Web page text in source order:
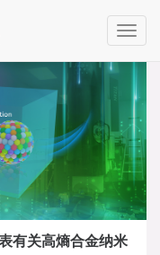
有关高熵合金纳米